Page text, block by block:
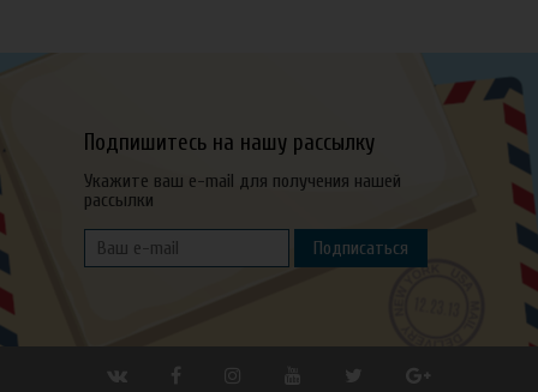
Подпишитесь на нашу рассылку
Укажите ваш e-mail для получения нашей
рассылки
Подписаться